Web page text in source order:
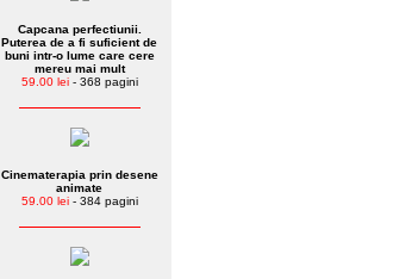
Capcana perfectiunii.
Puterea de a fi suficient de
buni intr-o lume care cere
mereu mai mult
59.00 lei- 368 pagini
Cinematerapia prin desene
animate
59.00 lei- 384 pagini